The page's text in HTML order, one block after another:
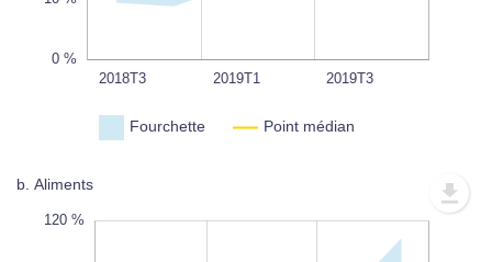
0 %
L
2018T3 2019T1 2019T3
2019T2
2018T4
2019T4
2020T1
2020T2
Fourchette Point médian
b. Aliments
120 %